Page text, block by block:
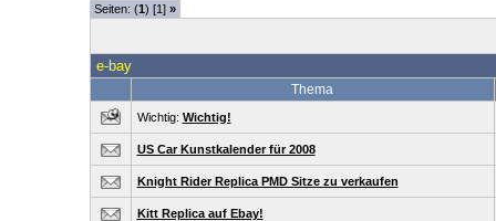
Seiten: (1) [1] »
e-bay
Thema
Wichtig: Wichtig!
US Car Kunstkalender für 2008
Knight Rider Replica PMD Sitze zu verkaufen
Kitt Replica auf Ebay!